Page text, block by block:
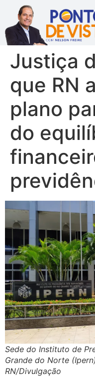
Justiça
que RN
plano
do
Sede do Instituto de
Grande do Norte
RN/Divulgação